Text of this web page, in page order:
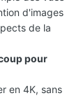
d'images
de la
pour
en 4K, sans